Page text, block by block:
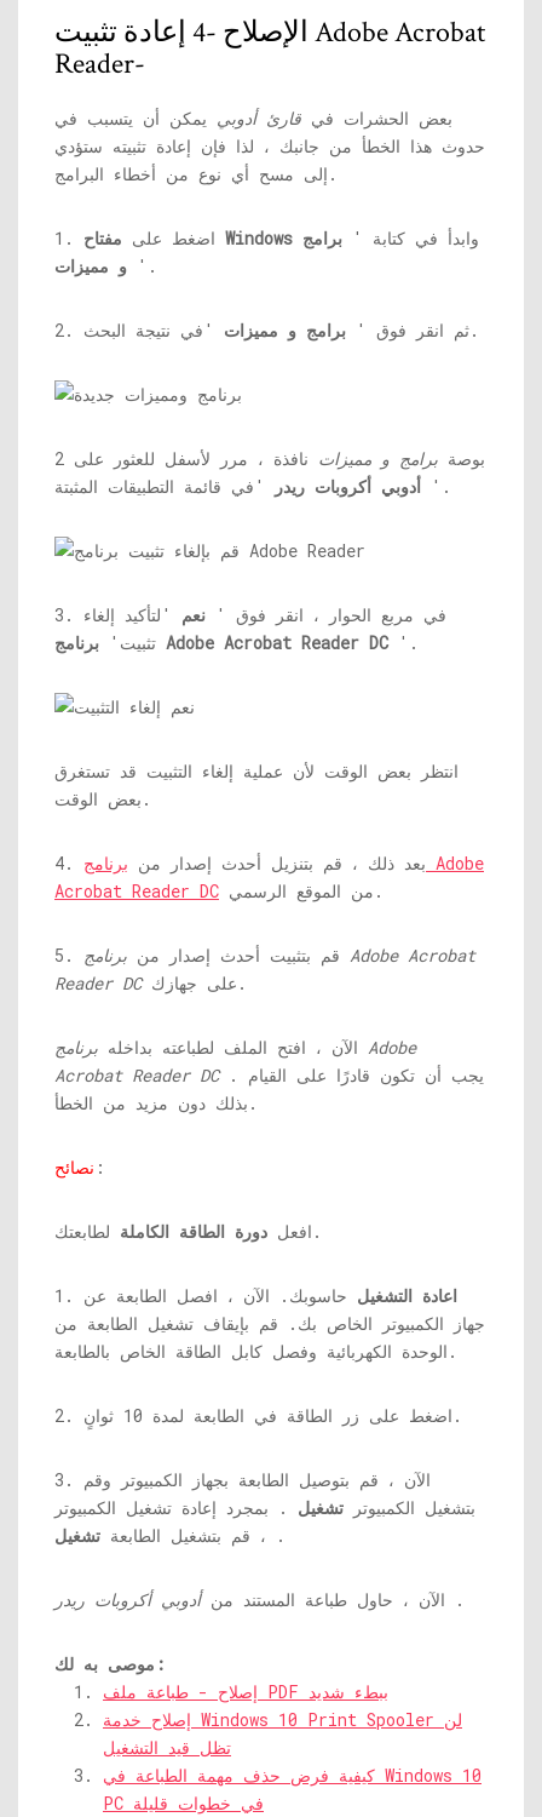
الإصلاح -4 إعادة تثبيت Adobe Acrobat
Reader-
بعض الحشرات في قارئ أدوبي يمكن أن يتسبب في
حدوث هذا الخطأ من جانبك ، لذا فإن إعادة تثبيته ستؤدي
إلى مسح أي نوع من أخطاء البرامج.
1. اضغط على مفتاح Windows وابدأ في كتابة ' برامج
و مميزات '.
2. ثم انقر فوق ' برامج و مميزات 'في نتيجة البحث.
2 بوصة برامج و مميزات نافذة ، مرر لأسفل للعثور على
' أدوبي أكروبات ريدر 'في قائمة التطبيقات المثبتة.
3. في مربع الحوار ، انقر فوق ' نعم 'لتأكيد إلغاء
تثبيت' برنامج Adobe Acrobat Reader DC'.
انتظر بعض الوقت لأن عملية إلغاء التثبيت قد تستغرق
بعض الوقت.
4. بعد ذلك ، قم بتنزيل أحدث إصدار من برنامج Adobe
Acrobat Reader DC
من الموقع الرسمي.
5. قم بتثبيت أحدث إصدار من برنامج Adobe Acrobat
Reader DC
على جهازك.
الآن ، افتح الملف لطباعته بداخله برنامج Adobe
Acrobat Reader DC. يجب أن تكون قادرًا على القيام
بذلك دون مزيد من الخطأ.
نصائح :
افعل دورة الطاقة الكاملة لطابعتك.
1. اعادة التشغيل حاسوبك. الآن ، افصل الطابعة عن
جهاز الكمبيوتر الخاص بك. قم بإيقاف تشغيل الطابعة من
الوحدة الكهربائية وفصل كابل الطاقة الخاص بالطابعة.
2. اضغط على زر الطاقة في الطابعة لمدة 10 ثوانٍ.
3. الآن ، قم بتوصيل الطابعة بجهاز الكمبيوتر وقم
بتشغيل الكمبيوتر تشغيل . بمجرد إعادة تشغيل الكمبيوتر
، قم بتشغيل الطابعة تشغيل .
الآن ، حاول طباعة المستند منأدوبي أكروبات ريدر .
موصى به لك:
إصلاح - طباعة ملف PDF ببطء شديد
إصلاح خدمة Windows 10 Print Spooler لن
تظل قيد التشغيل
كيفية فرض حذف مهمة الطباعة في Windows 10
PC في خطوات قليلة